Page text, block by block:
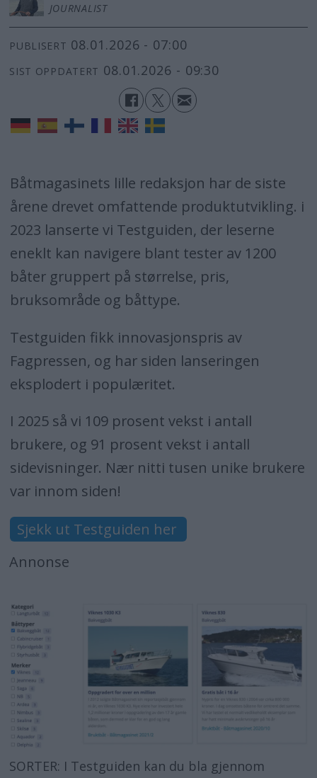
JOURNALIST
PUBLISERT 08.01.2026 - 07:00
SIST OPPDATERT 08.01.2026 - 09:30
Båtmagasinets lille redaksjon har de siste
årene drevet omfattende produktutvikling. i
2023 lanserte vi Testguiden, der leserne
eneklt kan navigere blant tester av 1200
båter gruppert på størrelse, pris,
bruksområde og båttype.
Testguiden fikk innovasjonspris av
Fagpressen, og har siden lanseringen
eksplodert i populæritet.
I 2025 så vi 109 prosent vekst i antall
brukere, og 91 prosent vekst i antall
sidevisninger. Nær nitti tusen unike brukere
var innom siden!
Sjekk ut Testguiden her
Annonse
SORTER: I Testguiden kan du bla gjennom